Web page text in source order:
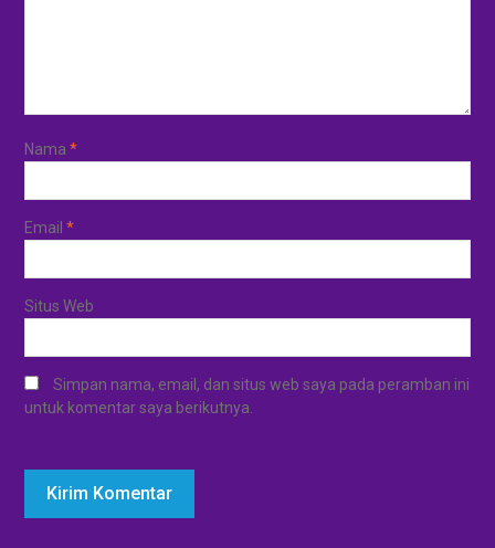
Nama *
Email *
Situs Web
Simpan nama, email, dan situs web saya pada peramban ini
untuk komentar saya berikutnya.